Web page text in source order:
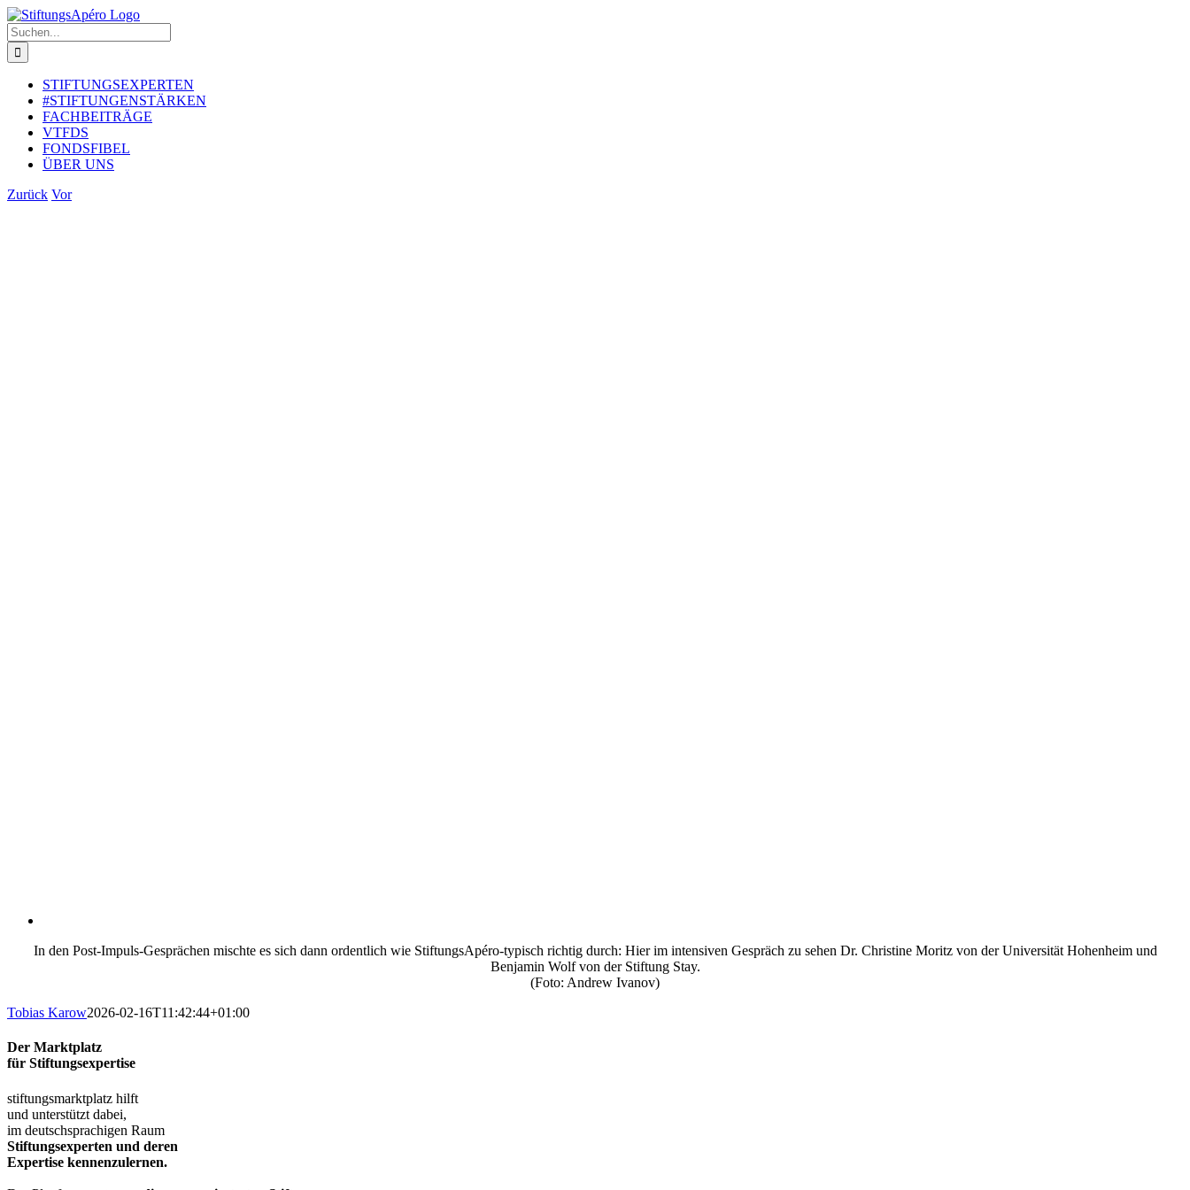
Zum
Inhalt
springen
Suche
nach:
STIFTUNGSEXPERTEN
#STIFTUNGENSTÄRKEN
FACHBEITRÄGE
VTFDS
FONDSFIBEL
ÜBER UNS
Zurück Vor
In den Post-Impuls-Gesprächen mischte es sich dann ordentlich wie StiftungsApéro-typisch richtig durch: Hier im intensiven Gespräch zu sehen Dr. Christine Moritz von der Universität Hohenheim und
Benjamin Wolf von der Stiftung Stay.
(Foto: Andrew Ivanov)
Tobias Karow2026-02-16T11:42:44+01:00
Der Marktplatz
für Stiftungsexpertise
stiftungsmarktplatz hilft
und unterstützt dabei,
im deutschsprachigen Raum
Stiftungsexperten und deren
Expertise kennenzulernen.